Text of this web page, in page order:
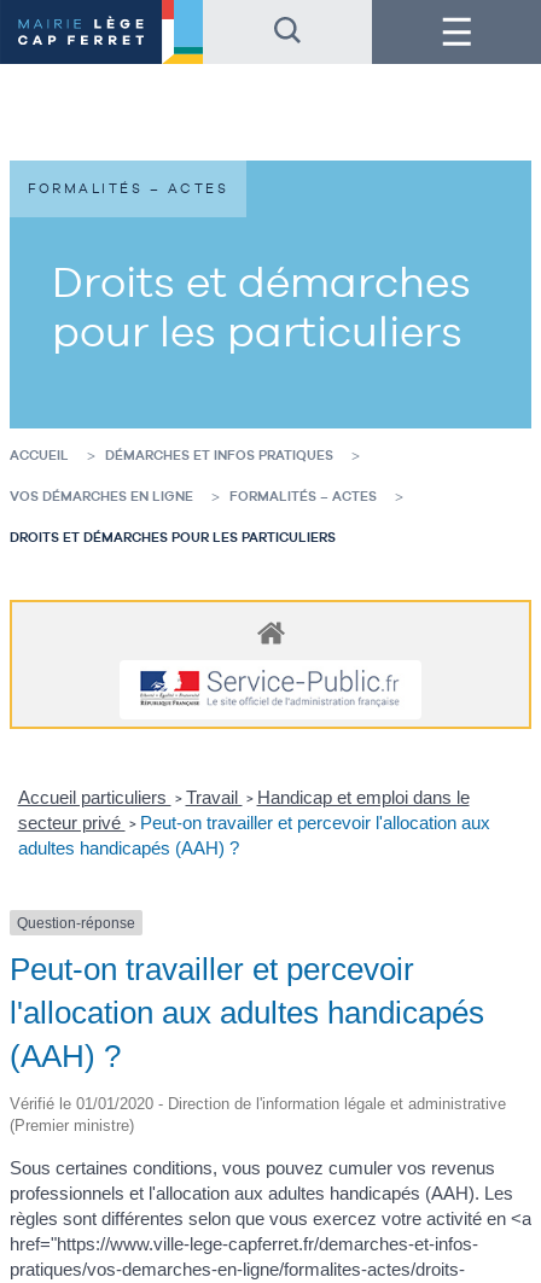
au
contenu
de
au
pied
de
Menu
Droits et démarches
pour les particuliers
FORMALITÉS – ACTES
ACCUEIL DÉMARCHES ET INFOS PRATIQUES
VOS DÉMARCHES EN LIGNE FORMALITÉS – ACTES
DROITS ET DÉMARCHES POUR LES PARTICULIERS
Accueil particuliers > Travail > Handicap et emploi dans le
secteur privé > Peut-on travailler et percevoir l'allocation aux
adultes handicapés (AAH) ?
Question-réponse
Peut-on travailler et percevoir
l'allocation aux adultes handicapés
(AAH) ?
Vérifié le 01/01/2020 - Direction de l'information légale et administrative
(Premier ministre)
Sous certaines conditions, vous pouvez cumuler vos revenus
professionnels et l'allocation aux adultes handicapés (AAH). Les
règles sont différentes selon que vous exercez votre activité en <a
href="https://www.ville-lege-capferret.fr/demarches-et-infos-
pratiques/vos-demarches-en-ligne/formalites-actes/droits-